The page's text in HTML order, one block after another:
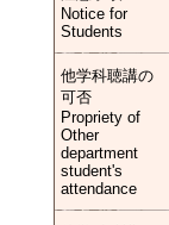
Notice for
Students
他学科聴講の
可否
Propriety of
Other
department
student's
attendance